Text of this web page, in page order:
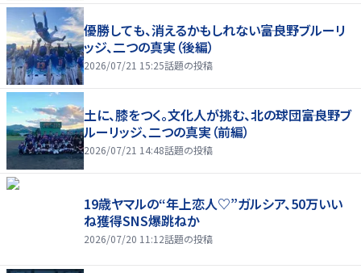
優勝しても、消えるかもしれない――富良野ブルーリ
ッジ、二つの真実（後編）
2026/07/21 15:25話題の投稿
土に、膝をつく。文化人が挑む、北の球団――富良野ブ
ルーリッジ、二つの真実（前編）
2026/07/21 14:48話題の投稿
19歳ヤマルの“年上恋人♡”ガルシア、50万いい
ね獲得SNS爆跳ねか
2026/07/20 11:12話題の投稿